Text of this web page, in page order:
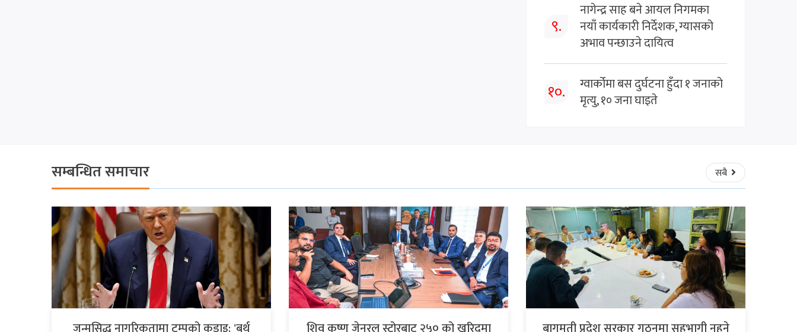
९.
नागेन्द्र साह बने आयल निगमका
नयाँ कार्यकारी निर्देशक, ग्यासको
अभाव पन्छाउने दायित्व
१०.
ग्वार्कोमा बस दुर्घटना हुँदा १ जनाको
मृत्यु, १० जना घाइते
सम्बन्धित समाचार सबै